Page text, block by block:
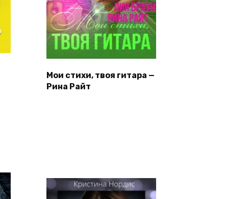
Мои стихи, твоя гитара —
Рина Райт